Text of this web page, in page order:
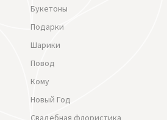
Букетоны
Подарки
Шарики
Повод
Кому
Новый Год
Свадебная флористика